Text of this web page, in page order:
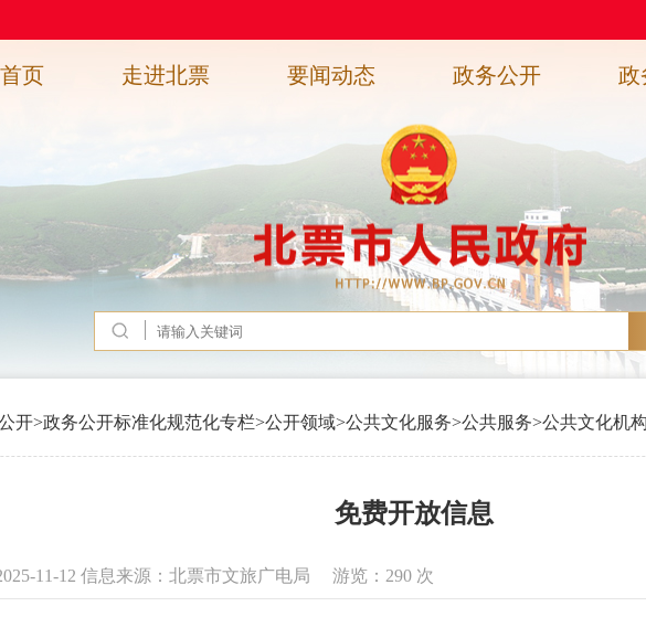
页 走进北票 要闻动态 政务公开 政
开>政务公开标准化规范化专栏>公开领域>公共文化服务>公共服务>公共文化机
免费开放信息
11-12 信息来源：北票市文旅广电局 游览： 290 次